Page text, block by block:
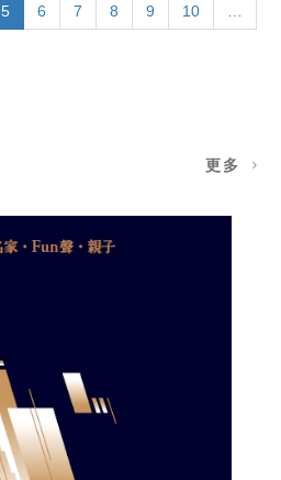
5 6 7 8 9 10
更多